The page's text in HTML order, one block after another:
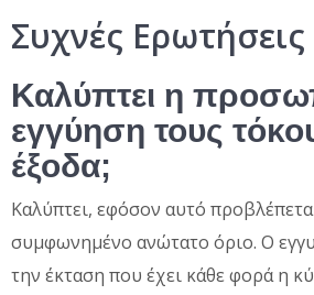
Συχνές Ερωτήσεις
Καλύπτει η
εγγύηση τους
έξοδα;
Καλύπτει, εφόσον αυτό
συμφωνημένο ανώτατο όριο. Ο
την έκταση που έχει κάθε φορά η